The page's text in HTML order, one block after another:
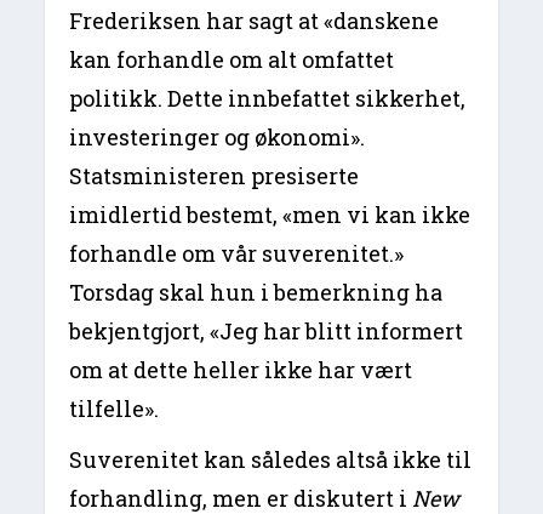
Frederiksen har sagt at «danskene
kan forhandle om alt omfattet
politikk. Dette innbefattet sikkerhet,
investeringer og økonomi».
Statsministeren presiserte
imidlertid bestemt, «men vi kan ikke
forhandle om vår suverenitet.»
Torsdag skal hun i bemerkning ha
bekjentgjort, «Jeg har blitt informert
om at dette heller ikke har vært
tilfelle».
Suverenitet kan således altså ikke til
forhandling, men er diskutert iNew